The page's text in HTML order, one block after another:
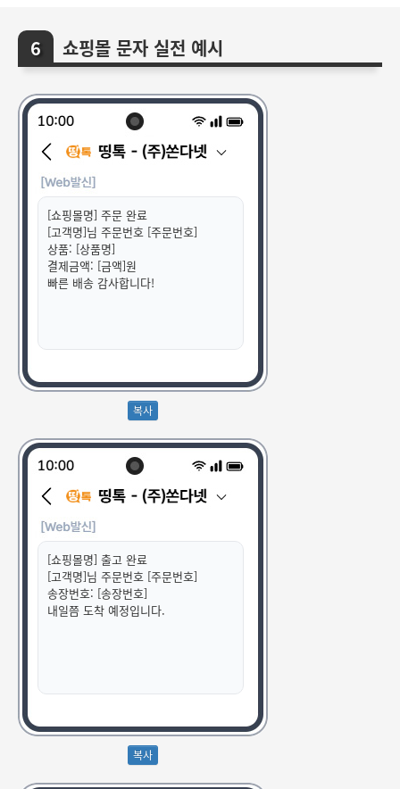
쇼핑몰 문자 실전 예시
[쇼핑몰명] 주문 완료
[고객명]님 주문번호 [주문번호]
상품: [상품명]
결제금액: [금액]원
빠른 배송 감사합니다!
[쇼핑몰명] 출고 완료
[고객명]님 주문번호 [주문번호]
송장번호: [송장번호]
내일쯤 도착 예정입니다.